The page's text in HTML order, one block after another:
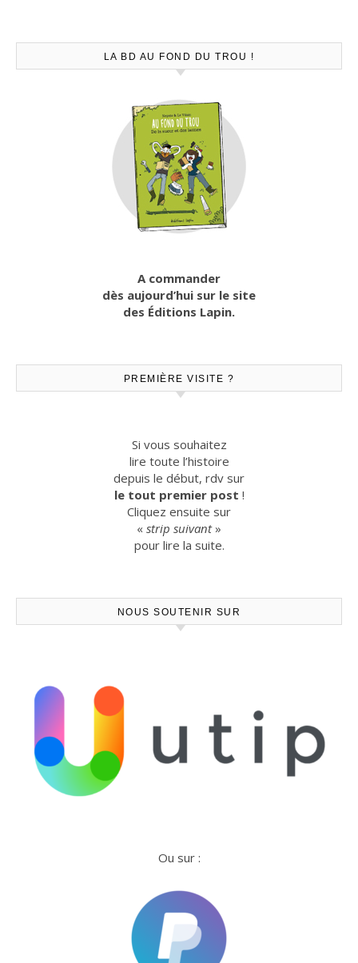
LA BD AU FOND DU TROU !
A commander
dès aujourd’hui sur le site
des Éditions Lapin.
PREMIÈRE VISITE ?
Si vous souhaitez
lire toute l’histoire
depuis le début, rdv sur
le tout premier post !
Cliquez ensuite sur
« strip suivant»
pour lire la suite.
NOUS SOUTENIR SUR
Ou sur :